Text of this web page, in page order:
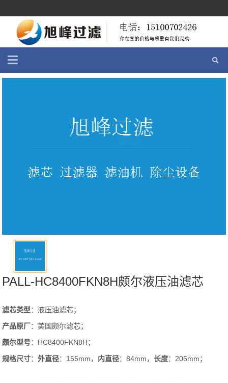
PALL-HC8400FKN8H颇尔液压油滤芯
滤芯类型：液压油滤芯；
产品原厂：美国颇尔滤芯；
颇尔型号：HC8400FKN8H；
规格尺寸：外直径：155mm， 内直径：84mm，长度：206mm；